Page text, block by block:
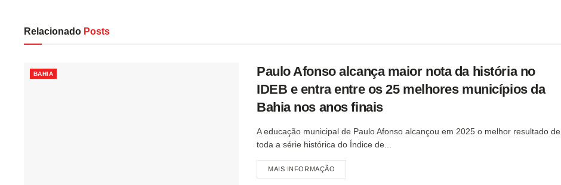
Relacionado Posts
BAHIA
Paulo Afonso alcança maior nota da história no
IDEB e entra entre os 25 melhores municípios da
Bahia nos anos finais
A educação municipal de Paulo Afonso alcançou em 2025 o melhor resultado de
toda a série histórica do Índice de...
MAIS INFORMAÇÃO